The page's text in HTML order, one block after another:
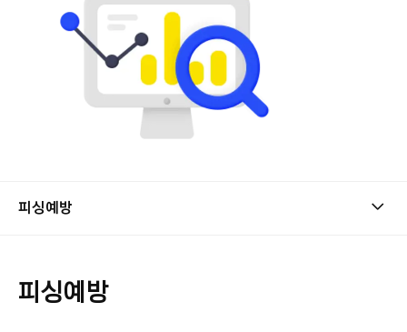
피싱예방
피싱예방